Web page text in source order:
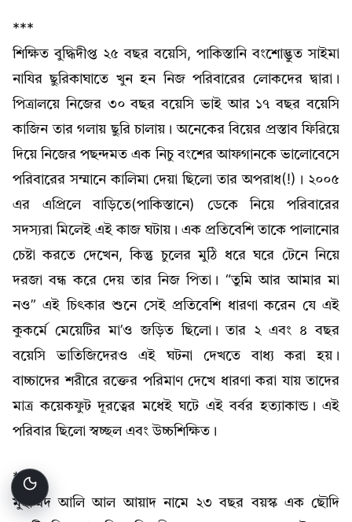
***
শিক্ষিত বুদ্ধিদীপ্ত ২৫ বছর বয়েসি, পাকিস্তানি বংশোদ্ভুত সাইমা
নাযির ছুরিকাঘাতে খুন হন নিজ পরিবারের লোকদের দ্বারা।
পিত্রালয়ে নিজের ৩০ বছর বয়েসি ভাই আর ১৭ বছর বয়েসি
কাজিন তার গলায় ছুরি চালায়। অনেকের বিয়ের প্রস্তাব ফিরিয়ে
দিয়ে নিজের পছন্দমত এক নিচু বংশের আফগানকে ভালোবেসে
পরিবারের সম্মানে কালিমা দেয়া ছিলো তার অপরাধ(!)। ২০০৫
এর এপ্রিলে বাড়িতে(পাকিস্তানে) ডেকে নিয়ে পরিবারের
সদস্যরা মিলেই এই কাজ ঘটায়। এক প্রতিবেশি তাকে পালানোর
চেষ্টা করতে দেখেন, কিন্তু চুলের মুঠি ধরে ঘরে টেনে নিয়ে
দরজা বন্ধ করে দেয় তার নিজ পিতা। “তুমি আর আমার মা
নও” এই চিৎকার শুনে সেই প্রতিবেশি ধারণা করেন যে এই
কুকর্মে মেয়েটির মা’ও জড়িত ছিলো। তার ২ এবং ৪ বছর
বয়েসি ভাতিজিদেরও এই ঘটনা দেখতে বাধ্য করা হয়।
বাচ্চাদের শরীরে রক্তের পরিমাণ দেখে ধারণা করা যায় তাদের
মাত্র কয়েকফুট দূরত্বের মধেই ঘটে এই বর্বর হত্যাকান্ড। এই
পরিবার ছিলো স্বচ্ছল এবং উচ্চশিক্ষিত।
***
মুহাম্মদ আলি আল আয়াদ নামে ২৩ বছর বয়স্ক এক ছৌদি